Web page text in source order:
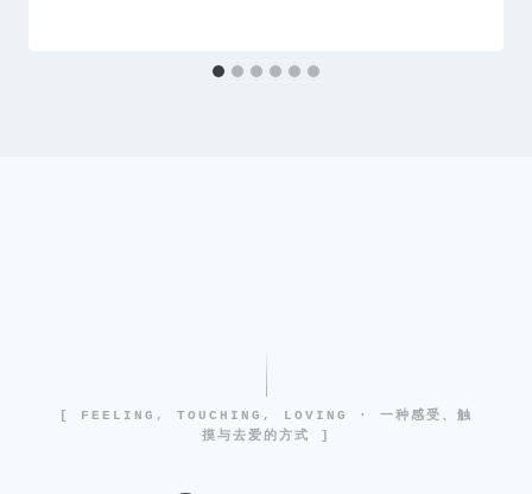
[ FEELING, TOUCHING, LOVING · 一种感受、触
摸与去爱的方式 ]